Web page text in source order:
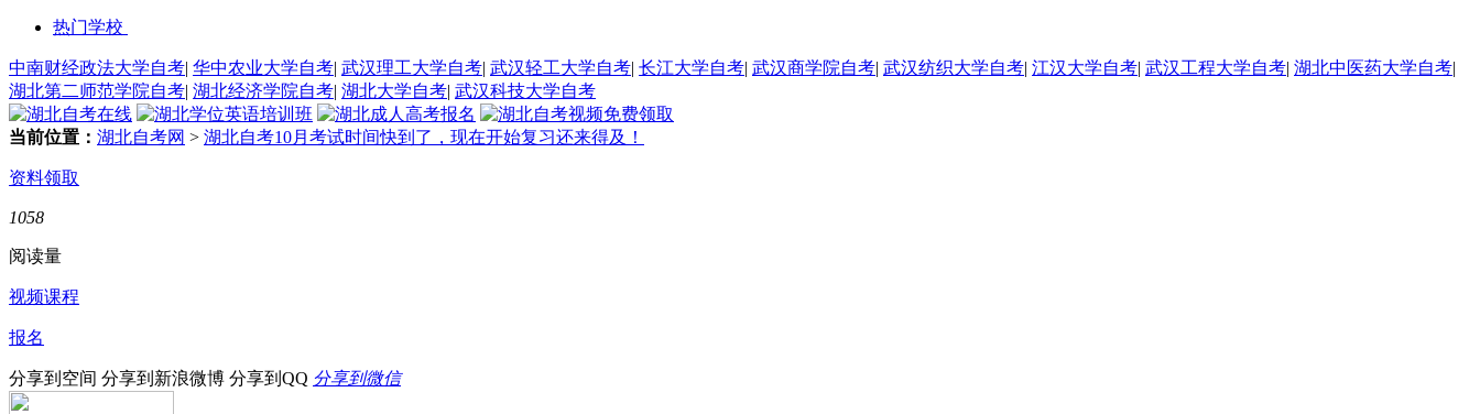
热门学校
中南财经政法大学自考| 华中农业大学自考| 武汉理工大学自考| 武汉轻工大学自考| 长江大学自考| 武汉商学院自考| 武汉纺织大学自考| 江汉大学自考| 武汉工程大学自考| 湖北中医药大学自考|
湖北第二师范学院自考| 湖北经济学院自考| 湖北大学自考| 武汉科技大学自考
当前位置： 湖北自考网 > 湖北自考10月考试时间快到了，现在开始复习还来得及！
资料领取
1058
阅读量
视频课程
报名
分享到空间 分享到新浪微博 分享到QQ 分享到微信